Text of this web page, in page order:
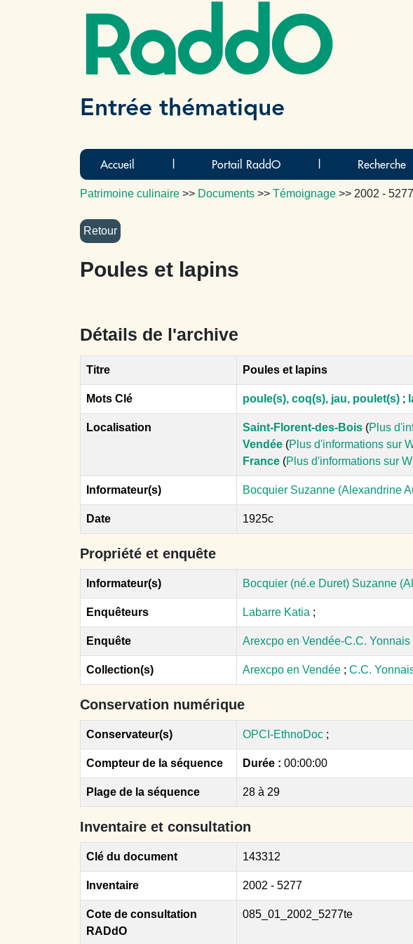
RaddO
Entrée thématique
Accueil Portail RaddO Recherche
Patrimoine culinaire >> Documents >> Témoignage >> 2002 - 5277
Poules et lapins
Détails de l'archive
Titre Poules et lapins
Mots Clé poule(s), coq(s), jau, poulet(s) ;
Localisation Saint-Florent-des-Bois (Plus
Vendée (Plus d'informations sur
France (Plus d'informations sur
Informateur(s) Bocquier Suzanne (Alexandrine
Date 1925c
Propriété et enquête
Informateur(s) Bocquier (né.e Duret) Suzanne
Enquêteurs Labarre Katia ;
Enquête Arexcpo en Vendée-C.C. Yonnais
Collection(s) Arexcpo en Vendée ; C.C.
Conservation numérique
Conservateur(s) OPCI-EthnoDoc ;
Compteur de la séquence Durée : 00:00:00
Plage de la séquence 28 à 29
Inventaire et consultation
Clé du document 143312
Inventaire 2002 - 5277
Cote de consultation
RADdO
085_01_2002_5277te